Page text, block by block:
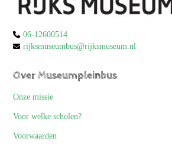
06-12600514
rijksmuseumbus@rijksmuseum.nl
Over Museumpleinbus
Onze missie
Voor welke scholen?
Voorwaarden